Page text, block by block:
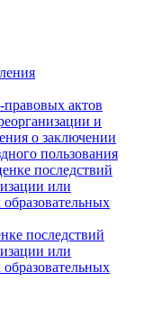
актов
и
о заключении
пользования
последствий
или
последствий
или